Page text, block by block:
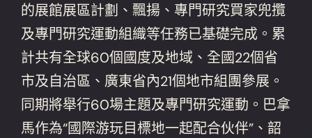
的展館展區計劃、飄揚、專門研究買家兜攬
及專門研究運動組織等任務已基礎完成。累
計共有全球60個國度及地域、全國22個省
市及自治區、廣東省內21個地市組團參展。
同期將舉行60場主題及專門研究運動。巴拿
馬作為“國際游玩目標地一起配合伙伴”、韶